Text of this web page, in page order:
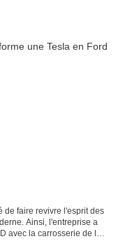
de faire revivre l'esprit des
Ainsi, l'entreprise a
avec la carrosserie de la